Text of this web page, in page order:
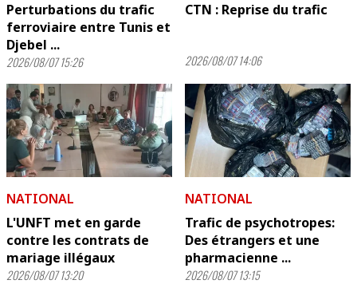
Perturbations du trafic
ferroviaire entre Tunis et
Djebel ...
2026/08/07 15:26
CTN : Reprise du trafic
2026/08/07 14:06
NATIONAL
L'UNFT met en garde
contre les contrats de
mariage illégaux
2026/08/07 13:20
NATIONAL
Trafic de psychotropes:
Des étrangers et une
pharmacienne ...
2026/08/07 13:15